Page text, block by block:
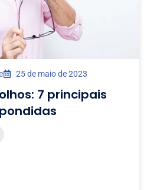
25 de maio de 2023
7 principais